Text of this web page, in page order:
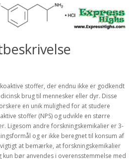
stoffer, der endnu ikke er godkendt
brug til mennesker eller dyr. Disse
en unik mulighed for at studere
stoffer (NPS) og udvikle en større
Ligesom andre forskningskemikalier er 3-
og er ikke beregnet til konsum af
at bemærke, at forskningskemikalier
bør anvendes i overensstemmelse med